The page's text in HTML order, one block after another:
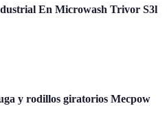
En Microwash Trivor S3l
y rodillos giratorios Mecpow